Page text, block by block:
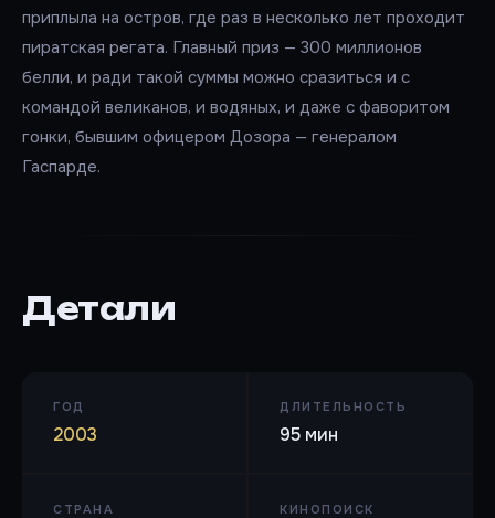
приплыла на остров, где раз в несколько лет проходит
пиратская регата. Главный приз — 300 миллионов
белли, и ради такой суммы можно сразиться и с
командой великанов, и водяных, и даже с фаворитом
гонки, бывшим офицером Дозора — генералом
Гаспарде.
Детали
ГОД
2003
ДЛИТЕЛЬНОСТЬ
95 мин
СТРАНА КИНОПОИСК